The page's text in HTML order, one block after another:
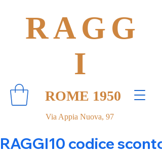
Via Appia Nuova, 97
RAGG
I
ROME 1950
RAGGI10 codice